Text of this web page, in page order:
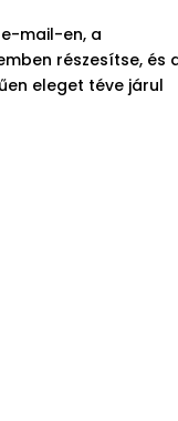
mail-en, a
részesítse, és
eleget téve járul